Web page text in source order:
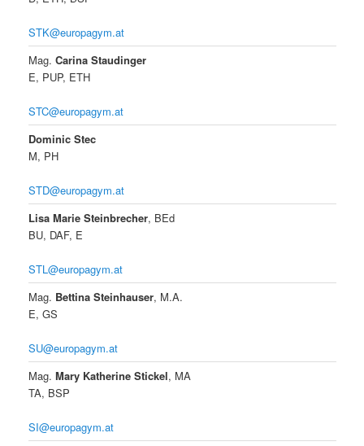
STK@europagym.at
Mag. Carina Staudinger
E, PUP, ETH
STC@europagym.at
Dominic Stec
M, PH
STD@europagym.at
Lisa Marie Steinbrecher, BEd
BU, DAF, E
STL@europagym.at
Mag. Bettina Steinhauser, M.A.
E, GS
SU@europagym.at
Mag. Mary Katherine Stickel, MA
TA, BSP
SI@europagym.at